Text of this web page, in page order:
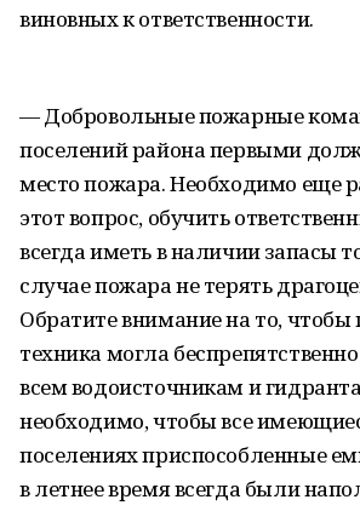
виновных к ответственности.
— Добровольные пожарные
поселений района первыми
место пожара. Необходимо еще
этот вопрос, обучить
всегда иметь в наличии запасы
случае пожара не терять
Обратите внимание на то,
техника могла
всем водоисточникам и
необходимо, чтобы все
поселениях приспособленные
в летнее время всегда были